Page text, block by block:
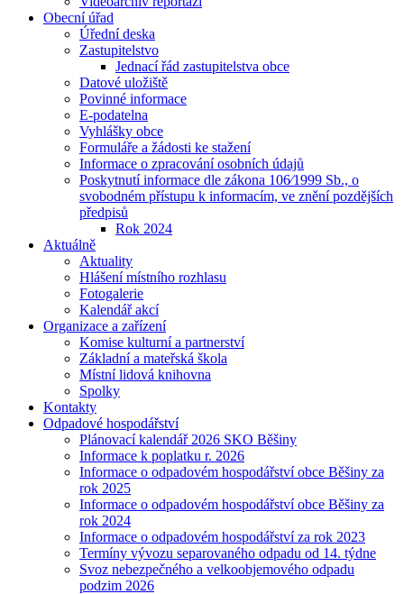
Obecní úřad
Úřední deska
Zastupitelstvo
Jednací řád zastupitelstva obce
Datové uložiště
Povinné informace
E-podatelna
Vyhlášky obce
Formuláře a žádosti ke stažení
Informace o zpracování osobních údajů
Poskytnutí informace dle zákona 106⁄1999 Sb., o
svobodném přístupu k informacím, ve znění pozdějších
předpisů
Rok 2024
Aktuálně
Aktuality
Hlášení místního rozhlasu
Fotogalerie
Kalendář akcí
Organizace a zařízení
Komise kulturní a partnerství
Základní a mateřská škola
Místní lidová knihovna
Spolky
Kontakty
Odpadové hospodářství
Plánovací kalendář 2026 SKO Běšiny
Informace k poplatku r. 2026
Informace o odpadovém hospodářství obce Běšiny za
rok 2025
Informace o odpadovém hospodářství obce Běšiny za
rok 2024
Informace o odpadovém hospodářství za rok 2023
Termíny vývozu separovaného odpadu od 14. týdne
Svoz nebezpečného a velkoobjemového odpadu
podzim 2026